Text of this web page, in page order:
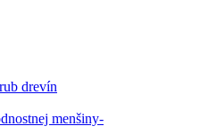
drevín
menšiny-